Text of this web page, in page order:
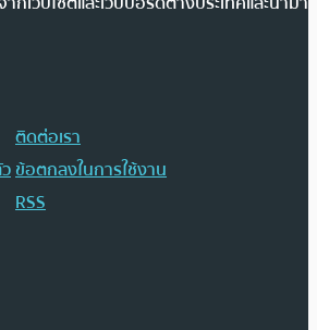
ติดต่อเรา
ข้อตกลงในการใช้งาน
RSS